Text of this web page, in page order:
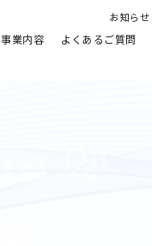
事業内容 よくあるご質問
お知らせ